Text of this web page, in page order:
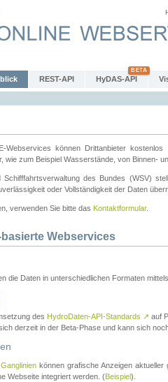
REST-API HyDAS-API
Webservices können Drittanbieter
wie zum Beispiel Wasserstände, von Binnen-
des Bundes (WSV)
oder Vollständigkeit der Daten
verwenden Sie bitte das Kontaktformular.
basierte Webservices
die Daten in unterschiedlichen Formaten
des HydroDaten-API-Standards ↗ auf
derzeit in der Beta-Phase und kann sich
können grafische Anzeigen
Webseite integriert werden. (Beispiel).